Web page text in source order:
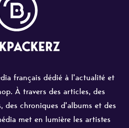
français dédié à l'actualité et
À travers des articles, des
des chroniques d'albums et des
met en lumière les artistes